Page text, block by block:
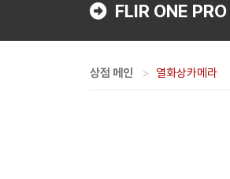
FLIR ONE PRO
상점 메인 열화상카메라